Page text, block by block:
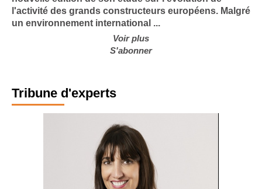
nouvelle édition de son étude sur l'évolution de
l'activité des grands constructeurs européens. Malgré
Voir plus
Tribune d'experts